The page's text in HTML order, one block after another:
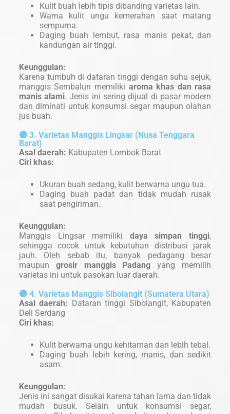
Kulit buah lebih tipis dibanding varietas lain.
Warna kulit ungu kemerahan saat matang
sempurna.
Daging buah lembut, rasa manis pekat, dan
kandungan air tinggi.
Keunggulan:
Karena tumbuh di dataran tinggi dengan suhu sejuk,
manggis Sembalun memiliki aroma khas dan rasa
manis alami. Jenis ini sering dijual di pasar modern
dan diminati untuk konsumsi segar maupun olahan
jus buah.
🟣 3. Varietas Manggis Lingsar (Nusa Tenggara
Barat)
Asal daerah: Kabupaten Lombok Barat
Ciri khas:
Ukuran buah sedang, kulit berwarna ungu tua.
Daging buah padat dan tidak mudah rusak
saat pengiriman.
Keunggulan:
Manggis Lingsar memiliki daya simpan tinggi,
sehingga cocok untuk kebutuhan distribusi jarak
jauh. Oleh sebab itu, banyak pedagang besar
maupun grosir manggis Padang yang memilih
varietas ini untuk pasokan luar daerah.
🟣 4. Varietas Manggis Sibolangit (Sumatera Utara)
Asal daerah: Dataran tinggi Sibolangit, Kabupaten
Deli Serdang
Ciri khas:
Kulit berwarna ungu kehitaman dan lebih tebal.
Daging buah lebih kering, manis, dan sedikit
asam.
Keunggulan:
Jenis ini sangat disukai karena tahan lama dan tidak
mudah busuk. Selain untuk konsumsi segar,